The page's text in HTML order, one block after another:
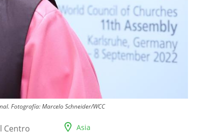
Fotografía:Marcelo Schneider/WCC
Asia
Centro